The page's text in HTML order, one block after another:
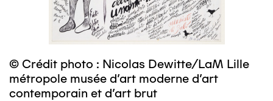
© Crédit photo : Nicolas Dewitte/LaM Lille
métropole musée d’art moderne d’art
contemporain et d’art brut